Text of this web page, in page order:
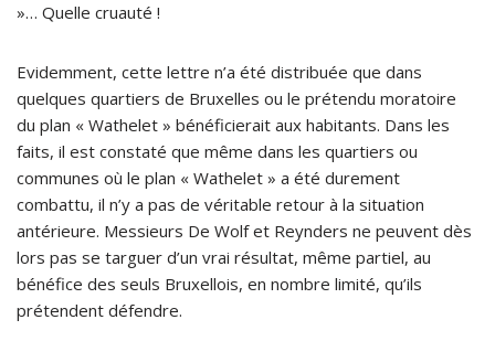
»… Quelle cruauté !
Evidemment, cette lettre n’a été distribuée que dans
quelques quartiers de Bruxelles ou le prétendu moratoire
du plan « Wathelet » bénéficierait aux habitants. Dans les
faits, il est constaté que même dans les quartiers ou
communes où le plan « Wathelet » a été durement
combattu, il n’y a pas de véritable retour à la situation
antérieure. Messieurs De Wolf et Reynders ne peuvent dès
lors pas se targuer d’un vrai résultat, même partiel, au
bénéfice des seuls Bruxellois, en nombre limité, qu’ils
prétendent défendre.